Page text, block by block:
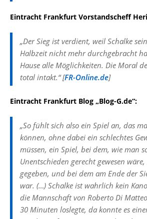
Eintracht Frankfurt Vorstandscheff
„Der Sieg ist verdient, weil Schalke
Halbzeit nicht mehr durchgebracht
Hause alle Möglichkeiten. Die Moral
total intakt.“ [FR-Online.de]
Eintracht Frankfurt Blog „Blog-G.de“:
„So fühlt sich also ein Spiel an, das
können, ohne dabei ein schlechtes
müssen, ein Spiel, bei dem, wie man
Unentschieden gerecht gewesen
gegeben, und bei dem am Ende der
war. (…) Schalke ist wahrlich kein
die Mannschaft von Roberto Di
30 Minuten loslegte, da konnte es